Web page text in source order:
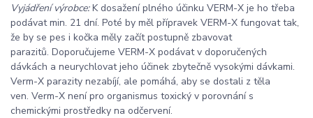
Vyjádření výrobce:K dosažení plného účinku VERM-X je ho třeba
podávat min. 21 dní. Poté by měl přípravek VERM-X fungovat tak,
že by se pes i kočka měly začít postupně zbavovat
parazitů. Doporučujeme VERM-X podávat v doporučených
dávkách a neurychlovat jeho účinek zbytečně vysokými dávkami.
Verm-X parazity nezabíjí, ale pomáhá, aby se dostali z těla
ven. Verm-X není pro organismus toxický v porovnání s
chemickými prostředky na odčervení.